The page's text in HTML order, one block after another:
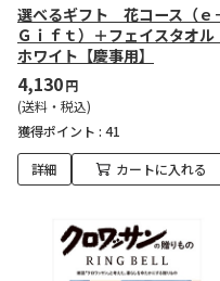
選べるギフト 花コース（ｅ
Ｇｉｆｔ）＋フェイスタオル
ホワイト【慶事用】
4,130円
(送料・税込)
獲得ポイント : 41
詳細 カートに入れる